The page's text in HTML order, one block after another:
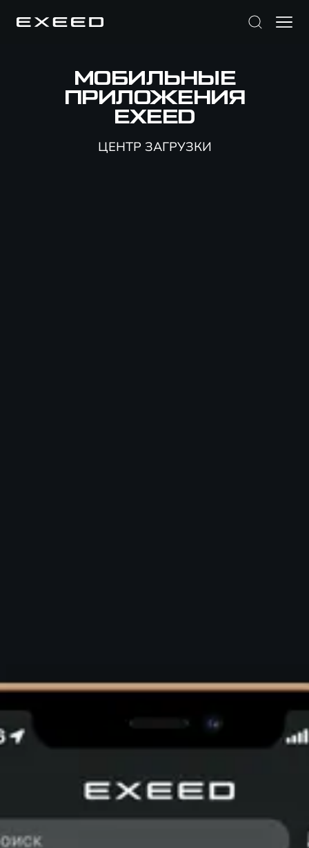
МОБИЛЬНЫЕ
ПРИЛОЖЕНИЯ
EXEED
ЦЕНТР ЗАГРУЗКИ